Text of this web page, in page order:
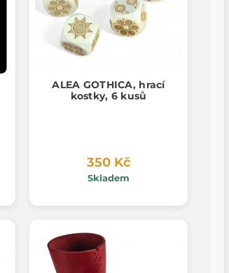
ALEA GOTHICA, hrací
kostky, 6 kusů
350 Kč
Skladem